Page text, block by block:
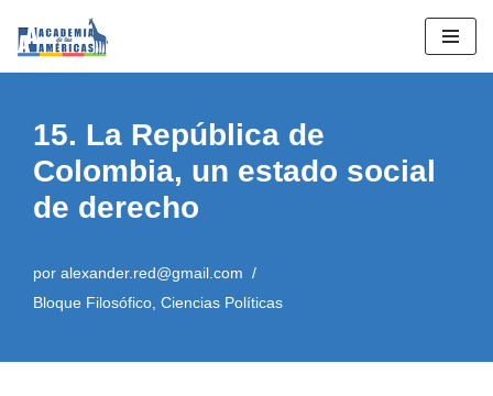
Saltar
contenido
15. La República de
Colombia, un estado social
de derecho
por alexander.red@gmail.com
Bloque Filosófico, Ciencias Políticas